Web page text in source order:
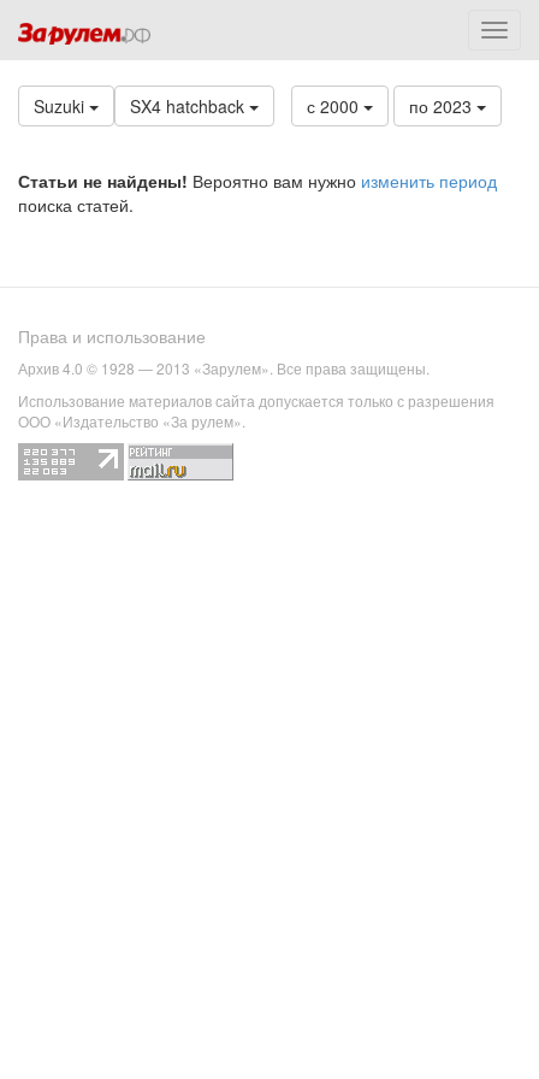
Suzuki SX4 hatchback с 2000 по 2023
Статьи не найдены! Вероятно вам нужно изменить период
поиска статей.
Права и использование
Архив 4.0 © 1928 — 2013 «Зарулем». Все права защищены.
Использование материалов сайта допускается только с разрешения
ООО «Издательство «За рулем».